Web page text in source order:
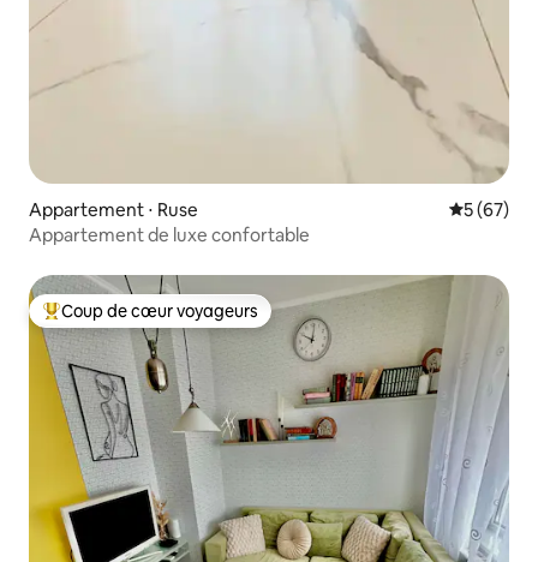
Appartement ⋅ Ruse
5 (67)
Appartement de luxe confortable
Coups de cœur voyageurs les plus appréciés
Coup de cœur voyageurs